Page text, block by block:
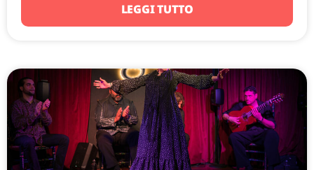
LEGGI TUTTO